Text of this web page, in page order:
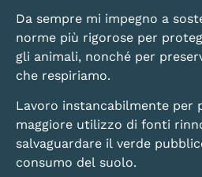
Da sempre mi impegno a
norme più rigorose per
gli animali, nonché per
che respiriamo.
Lavoro instancabilmente per
maggiore utilizzo di fonti
salvaguardare il verde
consumo del suolo.